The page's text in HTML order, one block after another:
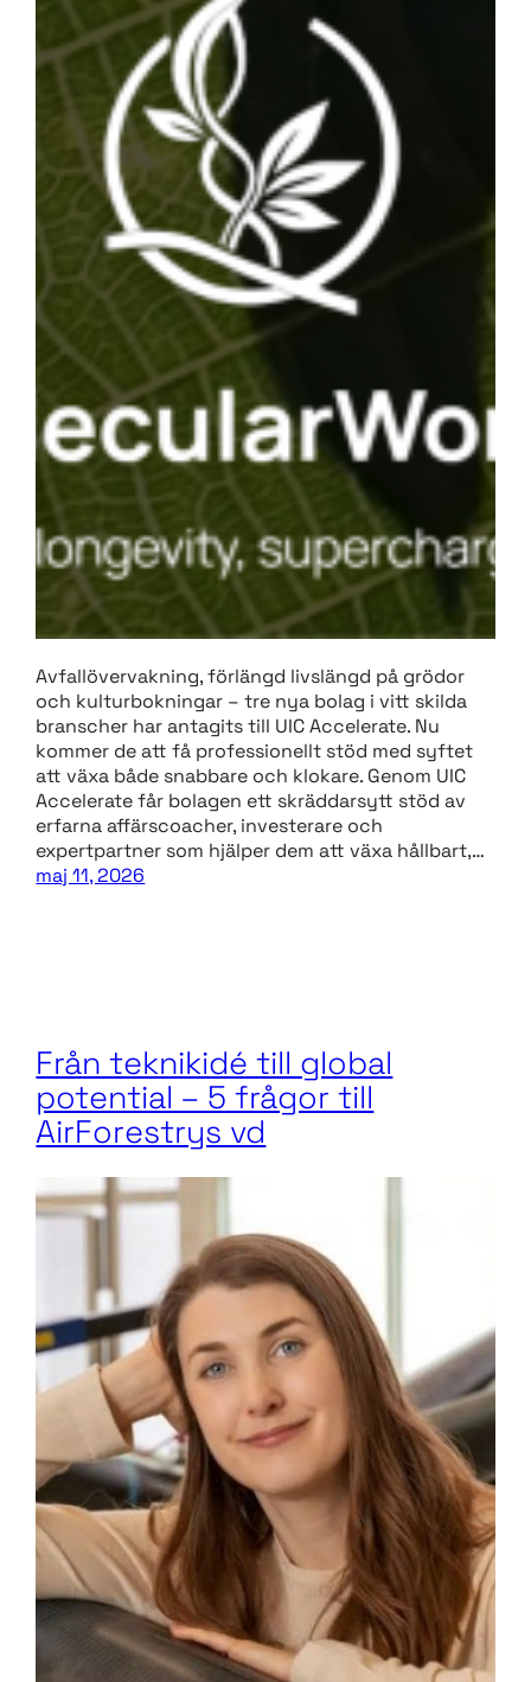
Avfallövervakning, förlängd livslängd på grödor
och kulturbokningar – tre nya bolag i vitt skilda
branscher har antagits till UIC Accelerate. Nu
kommer de att få professionellt stöd med syftet
att växa både snabbare och klokare. Genom UIC
Accelerate får bolagen ett skräddarsytt stöd av
erfarna affärscoacher, investerare och
expertpartner som hjälper dem att växa hållbart,…
maj 11, 2026
Från teknikidé till global
potential – 5 frågor till
AirForestrys vd